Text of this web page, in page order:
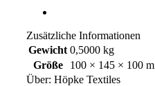
Zusätzliche Informationen
Gewicht 0,5000 kg
Größe
100 × 145 × 100 m
Über: Höpke Textiles